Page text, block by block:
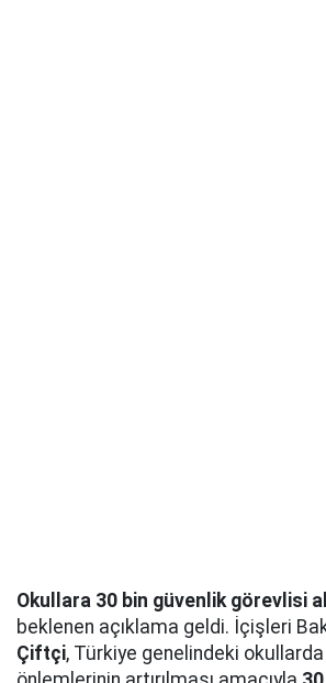
Okullara 30 bin güvenlik görevlisi
beklenen açıklama geldi. İçişleri
Çiftçi, Türkiye genelindeki